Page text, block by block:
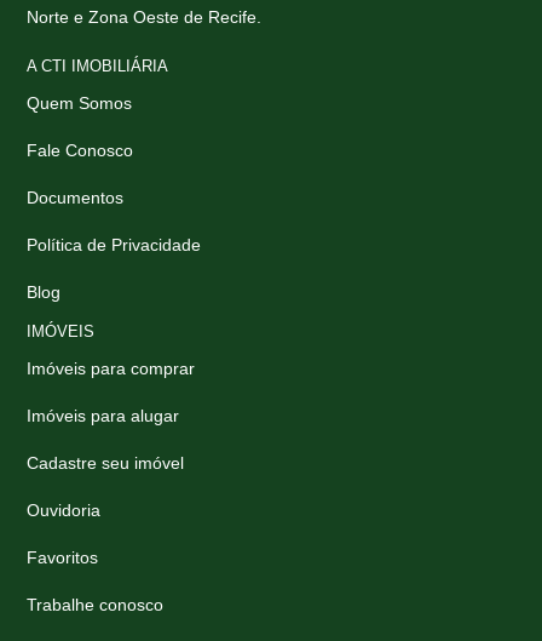
Norte e Zona Oeste de Recife.
A CTI IMOBILIÁRIA
Quem Somos
Fale Conosco
Documentos
Política de Privacidade
Blog
IMÓVEIS
Imóveis para comprar
Imóveis para alugar
Cadastre seu imóvel
Ouvidoria
Favoritos
Trabalhe conosco